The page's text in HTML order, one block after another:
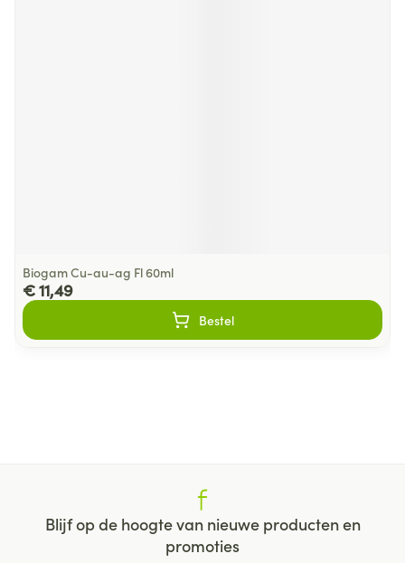
Biogam Cu-au-ag Fl 60ml
€ 11,49
Bestel
Blijf op de hoogte van nieuwe producten en
promoties